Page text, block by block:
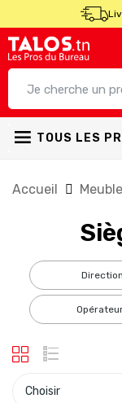
TOUS LES
Accueil
direction
Choisir